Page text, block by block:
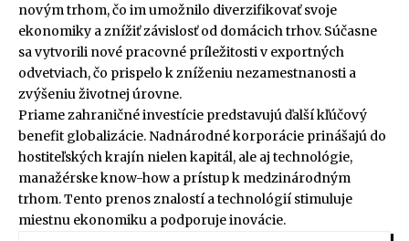
novým trhom, čo im umožnilo diverzifikovať svoje
ekonomiky a znížiť závislosť od domácich trhov. Súčasne
sa vytvorili nové pracovné príležitosti v exportných
odvetviach, čo prispelo k zníženiu nezamestnanosti a
zvýšeniu životnej úrovne.
Priame zahraničné investície predstavujú ďalší kľúčový
benefit globalizácie. Nadnárodné korporácie prinášajú do
hostiteľských krajín nielen kapitál, ale aj technológie,
manažérske know-how a prístup k medzinárodným
trhom. Tento prenos znalostí a technológií stimuluje
miestnu ekonomiku a podporuje inovácie.